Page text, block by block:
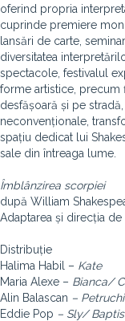
oferind propria
cuprinde premiere
lansări de carte,
diversitatea
spectacole, festivalul
forme artistice, precum
desfășoară și pe
neconvenționale,
spațiu dedicat lui
sale din întreaga lume.
Îmblânzirea scorpiei
după William
Adaptarea și direcția de
Distribuție
Halima Habil – Kate
Maria Alexe – Bianca/
Alin Balascan –
Eddie Pop – Sly/